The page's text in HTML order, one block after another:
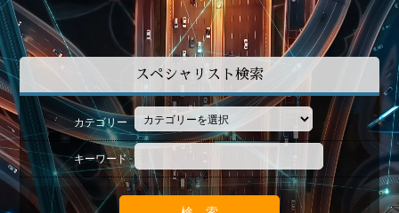
スペシャリスト検索
カテゴリー
キーワード